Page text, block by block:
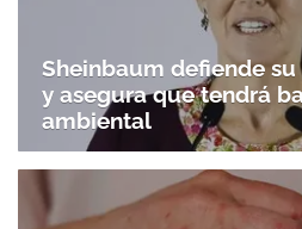
Sheinbaum defiende
y asegura que tendrá
ambiental